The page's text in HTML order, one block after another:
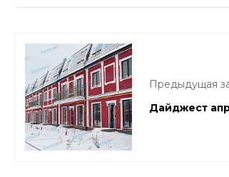
Предыдущая
Дайджест